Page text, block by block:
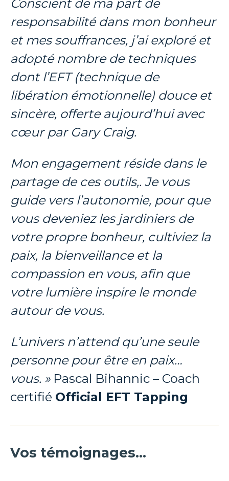
Conscient de ma part de
responsabilité dans mon bonheur
et mes souffrances, j’ai exploré et
adopté nombre de techniques
dont l’EFT (technique de
libération émotionnelle) douce et
sincère, offerte aujourd’hui avec
cœur par Gary Craig.
Mon engagement réside dans le
partage de ces outils,. Je vous
guide vers l’autonomie, pour que
vous deveniez les jardiniers de
votre propre bonheur, cultiviez la
paix, la bienveillance et la
compassion en vous, afin que
votre lumière inspire le monde
autour de vous.
L’univers n’attend qu’une seule
personne pour être en paix…
vous. »Pascal Bihannic – Coach
certifié Official EFT Tapping
Vos témoignages…